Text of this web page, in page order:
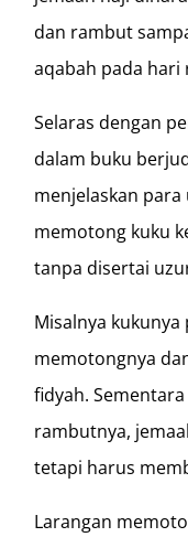
dan rambut
aqabah pada hari
Selaras dengan
dalam buku
menjelaskan para
memotong kuku
tanpa disertai
Misalnya
memotongnya
fidyah.
rambutnya,
tetapi harus
Larangan